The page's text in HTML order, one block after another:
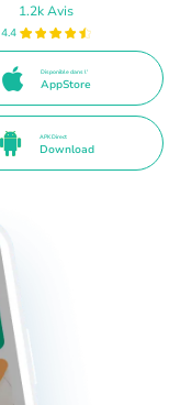
1.2k Avis
4.4
Disponible dans l'
AppStore
APK Direct
Download